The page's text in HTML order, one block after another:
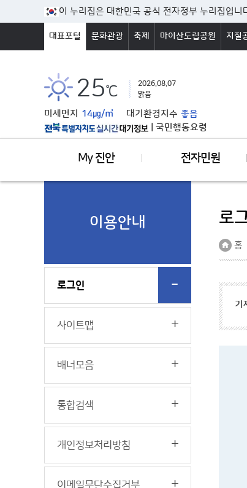
본문바로가기 이 누리집은 대한민국 공식 전자정부 누리집입니
대표포털 문화관광 축제 마이산도립공원 지질
25℃
2026.08.07
맑음
미세먼지 14㎍/㎥ 대기환경지수 좋음
국민행동요령
My 진안 전자민원
이용안내
로그인
사이트맵
배너모음
통합검색
개인정보처리방침
이메일무단수집거부
로
홈
기